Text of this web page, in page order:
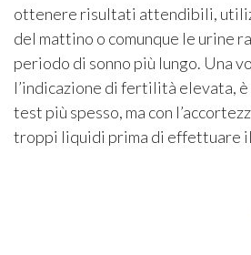
ottenere risultati attendibili,
del mattino o comunque le urine
periodo di sonno più lungo. Una
l’indicazione di fertilità elevata,
test più spesso, ma con
troppi liquidi prima di effettuare